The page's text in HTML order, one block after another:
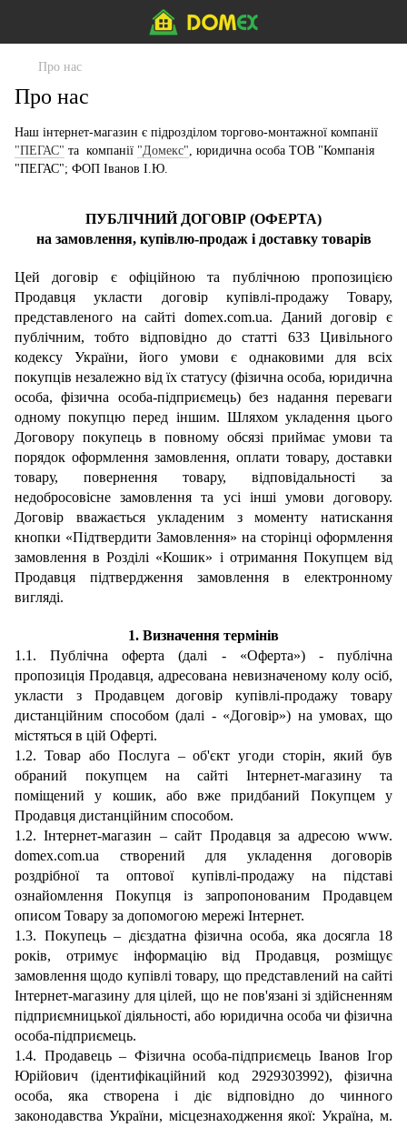
Про нас
Про нас
Наш інтернет-магазин є підрозділом торгово-монтажної компанії
"ПЕГАС" та компанії "Домекс", юридична особа ТОВ "Компанія
"ПЕГАС"; ФОП Іванов І.Ю.
ПУБЛІЧНИЙ ДОГОВІР (ОФЕРТА)
на замовлення, купівлю-продаж і доставку товарів
Цей договір є офіційною та публічною пропозицією
Продавця укласти договір купівлі-продажу Товару,
представленого на сайті
domex.com.ua. Даний договір є
публічним, тобто відповідно до статті 633 Цивільного
кодексу України, його умови є однаковими для всіх
покупців незалежно від їх статусу (фізична особа, юридична
особа, фізична особа-підприємець) без надання переваги
одному покупцю перед іншим. Шляхом укладення цього
Договору покупець в повному обсязі приймає умови та
порядок оформлення замовлення, оплати товару, доставки
товару, повернення товару, відповідальності за
недобросовісне замовлення та усі інші умови договору.
Договір вважається укладеним з моменту натискання
кнопки «Підтвердити Замовлення» на сторінці оформлення
замовлення в Розділі «Кошик» і отримання Покупцем від
Продавця підтвердження замовлення в електронному
вигляді.
1. Визначення термінів
1.1.
Публічна оферта (далі - «Оферта») - публічна
пропозиція Продавця, адресована невизначеному колу осіб,
укласти з Продавцем договір купівлі-продажу товару
дистанційним способом (далі - «Договір») на умовах, що
містяться в цій Оферті.
1.2. Товар або Послуга – об'єкт угодисторін, який був
обраний покупцем на сайтіІнтернет-магазинута
поміщений у кошик, або вже придбаний Покупцем у
Продавця дистанційним способом.
1.2. Інтернет-магазин – сайт Продавця за адресоюwww.
domex.com.ua створений для укладення договорів
роздрібної та оптової купівлі-продажу на підставі
ознайомлення Покупця із запропонованим Продавцем
описом Товару за допомогою мережі Інтернет.
1.3. Покупець – дієздатна фізична особа, яка досягла 18
років, отримує інформацію від Продавця, розміщує
замовлення щодо купівлі товару, що представлений на сайті
Інтернет-магазину для цілей, що не пов'язані зі здійсненням
підприємницької діяльності, або юридична особа чи фізична
особа-підприємець.
1.4. Продавець – Фізична особа-підприємець Іванов Ігор
Юрійович (ідентифікаційний код 2929303992), фізична
особа, яка створена і діє відповідно до чинного
законодавства України, місцезнаходження якої: Україна, м.